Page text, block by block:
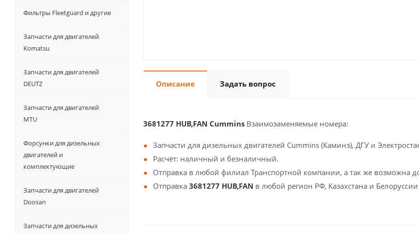
Описание Задать вопрос
3681277 HUB,FAN Cummins Взаимозаменяемые номера:
Запчасти для дизельных двигателей Cummins (Каминз), ДГУ и
Расчёт: наличный и безналичный.
Отправка в любой филиал Транспортной компании, а так же возможна
Отправка 3681277 HUB,FAN в любой регион РФ, Казахстана и Белоруссии
Фильтры Fleetguard и другие
Запчасти для двигателей
Komatsu
Запчасти для двигателей
DEUTZ
Запчасти для двигателей
MTU
Форсунки для дизельных
двигателей и
комплектующие
Запчасти для двигателей
Doosan
Запчасти для дизельных